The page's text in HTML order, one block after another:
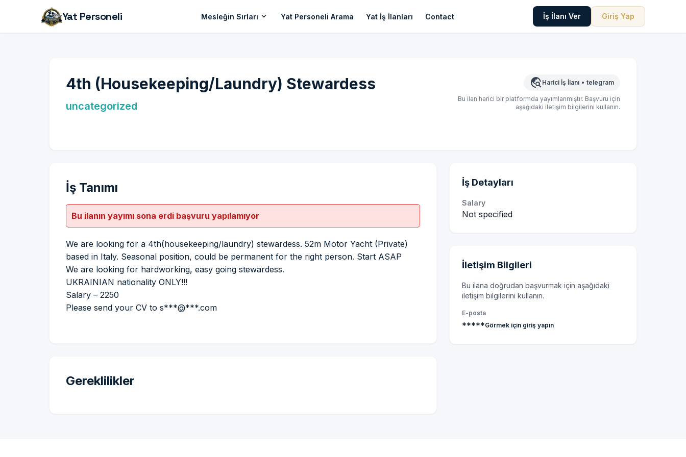
Yat Personeli Mesleğin Sırları expand_more Yat Personeli Arama Yat İş İlanları Contact İş İlanı Ver Giriş Yap
4th (Housekeeping/Laundry) Stewardess
uncategorized
travel_explore Harici İş İlanı • telegram
Bu ilan harici bir platformda yayımlanmıştır. Başvuru için
aşağıdaki iletişim bilgilerini kullanın.
İş Tanımı
Bu ilanın yayımı sona erdi başvuru yapılamıyor
We are looking for a 4th(housekeeping/laundry) stewardess. 52m Motor Yacht (Private)
based in Italy. Seasonal position, could be permanent for the right person. Start ASAP
We are looking for hardworking, easy going stewardess.
UKRAINIAN nationality ONLY!!!
Salary – 2250
Please send your CV to s***@***.com
Gereklilikler
İş Detayları
Salary
Not specified
İletişim Bilgileri
Bu ilana doğrudan başvurmak için aşağıdaki
iletişim bilgilerini kullanın.
E-posta
*****Görmek için giriş yapın